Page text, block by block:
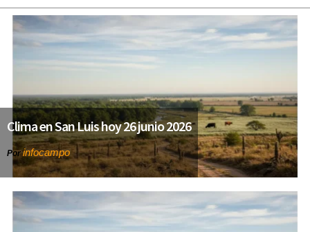
Clima en San Luis hoy 26 junio 2026
Porinfocampo